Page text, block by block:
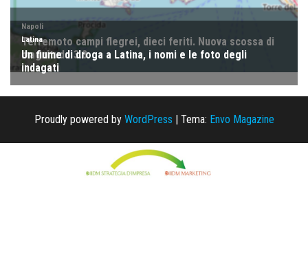
Proudly powered by WordPress | Tema: Envo Magazine